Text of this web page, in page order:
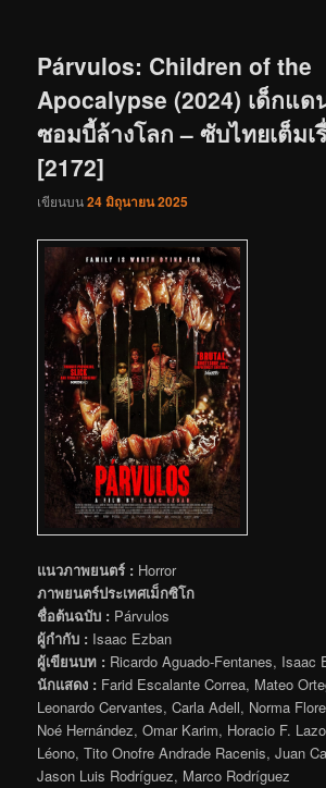
Párvulos: Children of the
Apocalypse (2024) เด็กแด
ซอมบี้ล้างโลก – ซับไทยเต็มเ
[2172]
เขียนบน24 มิถุนายน 2025
แนวภาพยนตร์ : Horror
ภาพยนตร์ประเทศเม็กซิโก
ชื่อต้นฉบับ : Párvulos
ผู้กำกับ : Isaac Ezban
ผู้เขียนบท : Ricardo Aguado-Fentanes, Isaac
นักแสดง : Farid Escalante Correa, Mateo
Leonardo Cervantes, Carla Adell, Norma
Noé Hernández, Omar Karim, Horacio F.
Léono, Tito Onofre Andrade Racenis, Juan
Jason Luis Rodríguez, Marco Rodríguez